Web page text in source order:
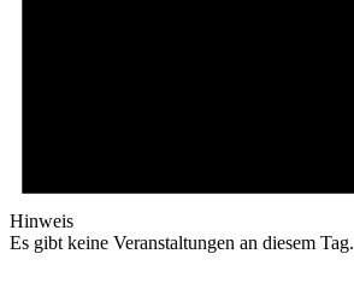
Hinweis
Es gibt keine Veranstaltungen an diesem Tag.